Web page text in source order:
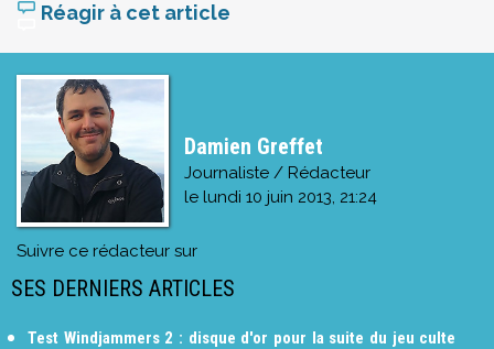
Réagir à cet article
Damien Greffet
Journaliste / Rédacteur
le lundi 10 juin 2013, 21:24
Suivre ce rédacteur sur
SES DERNIERS ARTICLES
Test Windjammers 2 : disque d'or pour la suite du jeu culte